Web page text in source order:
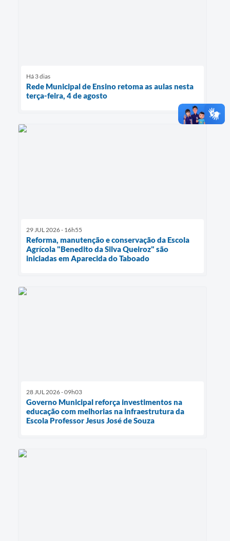
Há 3 dias
Rede Municipal de Ensino retoma as aulas nesta
terça-feira, 4 de agosto
29 JUL 2026 - 16h55
Reforma, manutenção e conservação da Escola
Agrícola "Benedito da Silva Queiroz" são
iniciadas em Aparecida do Taboado
28 JUL 2026 - 09h03
Governo Municipal reforça investimentos na
educação com melhorias na infraestrutura da
Escola Professor Jesus José de Souza